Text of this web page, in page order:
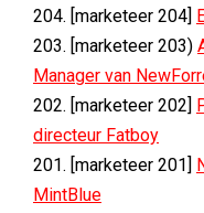
204. [marketeer 204]
203. [marketeer 203)
Manager van
202. [marketeer 202]
directeur Fatboy
201. [marketeer 201]
MintBlue